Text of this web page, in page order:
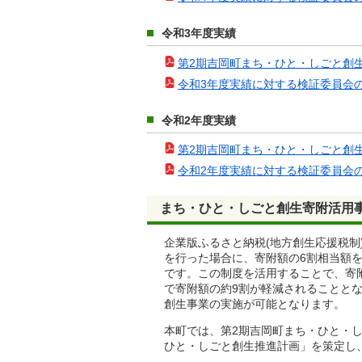
令和3年度実績
第2期吉岡町まち・ひと・しごと創
令和3年度実績に対する検証委員会
令和2年度実績
第2期吉岡町まち・ひと・しごと創
令和2年度実績に対する検証委員会
まち・ひと・しごと創生寄附活用
企業版ふるさと納税(地方創生応援税
を行った場合に、寄附額の6割相当額
です。この制度を活用することで、
で寄附額の約9割が軽減されることと
創生事業の実施が可能となります。
本町では、第2期吉岡町まち・ひと・
ひと・しごと創生推進計画」を策定